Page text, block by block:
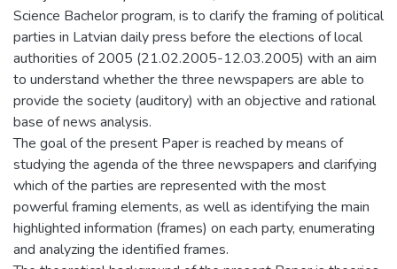
Science Bachelor program, is to clarify the framing of political
parties in Latvian daily press before the elections of local
authorities of 2005 (21.02.2005-12.03.2005) with an aim
to understand whether the three newspapers are able to
provide the society (auditory) with an objective and rational
base of news analysis.
The goal of the present Paper is reached by means of
studying the agenda of the three newspapers and clarifying
which of the parties are represented with the most
powerful framing elements, as well as identifying the main
highlighted information (frames) on each party, enumerating
and analyzing the identified frames.